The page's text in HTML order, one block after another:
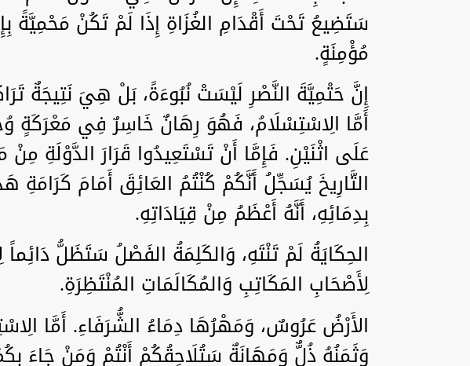
سَتَضِيعُ تَحْتَ أَقْدَامِ الغُزَاةِ إِذَا لَمْ تَكُنْ مَحْمِيَّةً
مُؤْمِنَةٍ.
إِنَّ حَتْمِيَّةَ النَّصْرِ لَيْسَتْ نُبُوءَةً، بَلْ هِيَ نَتِيجَةٌ
أَمَّا الِاسْتِسْلَامُ، فَهُوَ رِهَانٌ خَاسِرٌ فِي مَعْرَكَةٍ
عَلَى اثْنَيْنِ. فَإِمَّا أَنْ تَسْتَعِيدُوا قَرَارَ الدَّوْلَةِ مِنْ
التَّارِيخَ يُسَجِّلُ أَنَّكُمْ كُنْتُمُ العَائِقَ أَمَامَ كَرَامَةِ
بِدِمَائِهِ، أَنَّهُ أَعْظَمُ مِنْ قِيَادَاتِهِ.
الحِكَايَةُ لَمْ تَنْتَهِ، وَالكَلِمَةُ الفَصْلُ سَتَظَلُّ دَائِماً
لِأَصْحَابِ المَكَاتِبِ وَالمُكَالَمَاتِ المُنْتَظِرَةِ.
الأَرْضُ عَرُوسٌ، وَمَهْرُهَا دِمَاءُ الشُّرَفَاءِ. أَمَّا
وَثَمَنُهُ ذُلٌّ وَمَهَانَةٌ سَتُلَاحِقُكُمْ أَنْتُمْ وَمَنْ جَاءَ